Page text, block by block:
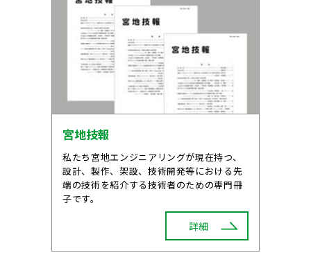
宮地技報
私たち宮地エンジニアリングが現在持つ、
設計、製作、架設、技術開発等における先
端の技術を紹介する技術者のための専門冊
子です。
詳細